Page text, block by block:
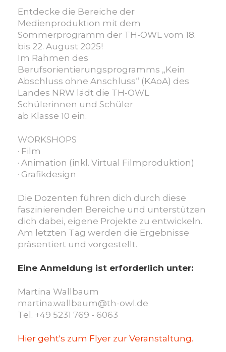
Entdecke die Bereiche der
Medienproduktion mit dem
Sommerprogramm der TH-OWL vom 18.
bis 22. August 2025!
Im Rahmen des
Berufsorientierungsprogramms „Kein
Abschluss ohne Anschluss“ (KAoA) des
Landes NRW lädt die TH-OWL
Schülerinnen und Schüler
ab Klasse 10 ein.
WORKSHOPS
· Film
· Animation (inkl. Virtual Filmproduktion)
· Grafikdesign
Die Dozenten führen dich durch diese
faszinierenden Bereiche und unterstützen
dich dabei, eigene Projekte zu entwickeln.
Am letzten Tag werden die Ergebnisse
präsentiert und vorgestellt.
Eine Anmeldung ist erforderlich unter:
Martina Wallbaum
martina.wallbaum@th-owl.de
Tel. +49 5231 769 - 6063
Hier geht's zum Flyer zur Veranstaltung.